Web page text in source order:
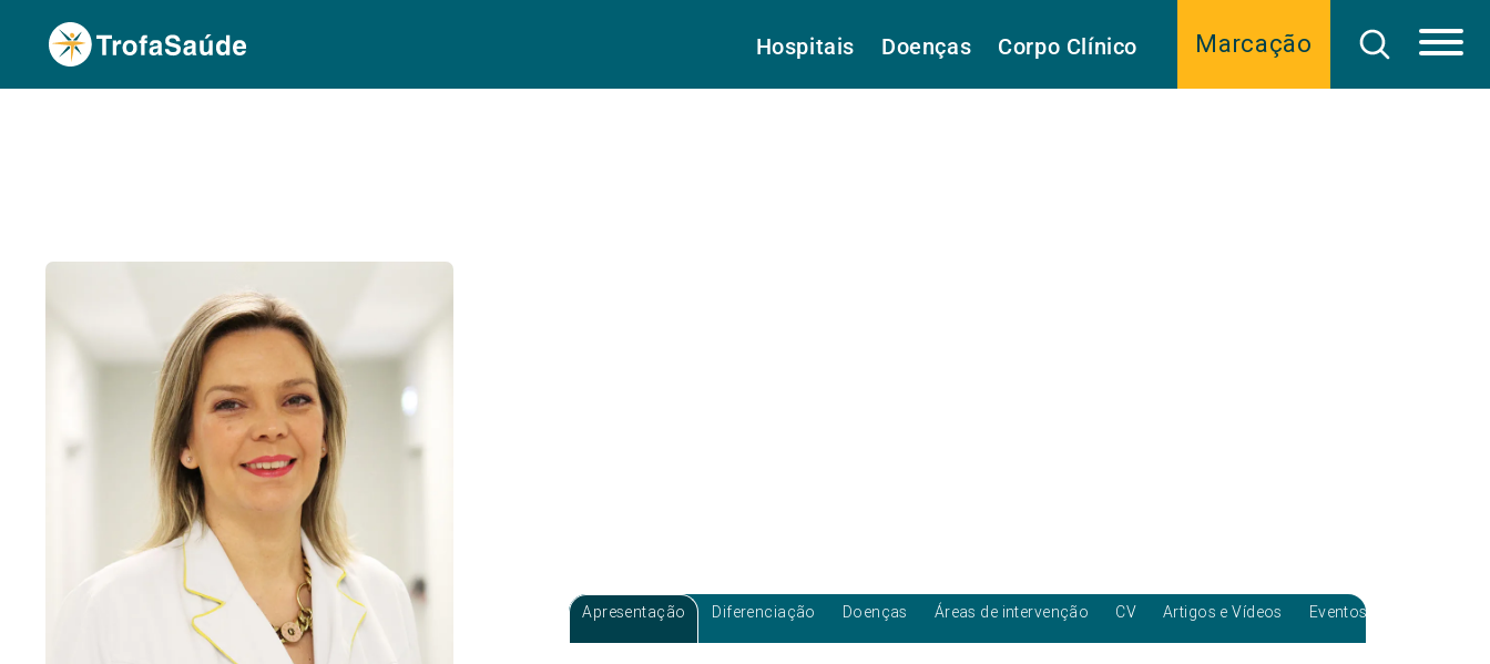
Marcação
Hospitais Doenças Corpo Clínico
Apresentação Diferenciação Doenças Áreas de intervenção CV Artigos e Vídeos Eventos